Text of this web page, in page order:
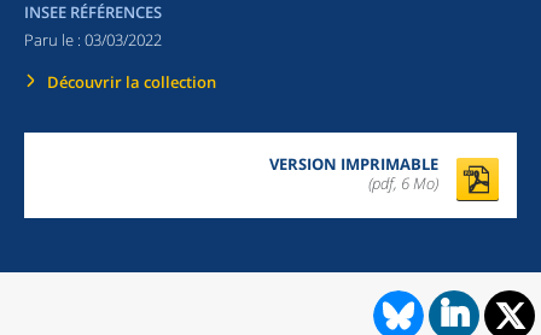
INSEE RÉFÉRENCES
Paru le : 03/03/2022
Découvrir la collection
VERSION IMPRIMABLE
(pdf, 6 Mo)